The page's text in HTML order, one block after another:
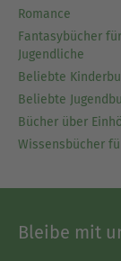
Romance
Fantasybücher für
Jugendliche
Beliebte
Beliebte
Bücher über
Wissensbücher
Bleibe mit